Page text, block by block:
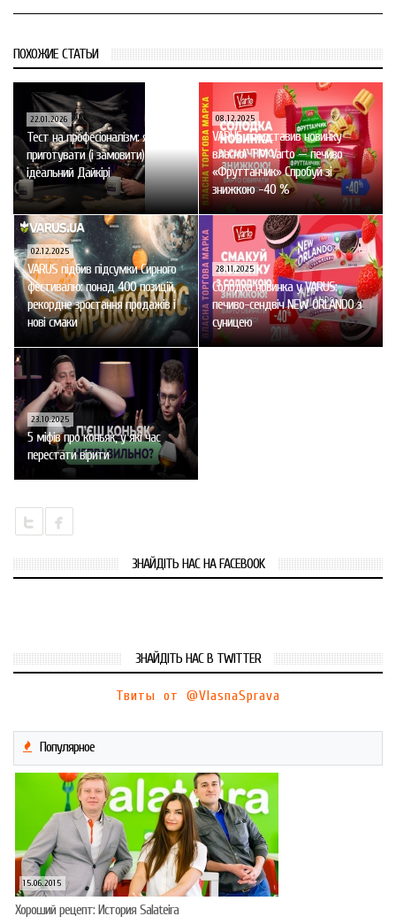
ПОХОЖИЕ СТАТЬИ
22.01.2026
Тест на професіоналізм: як
приготувати (і замовити)
ідеальний Дайкірі
08.12.2025
VARUS представив новинку
власної ТМ Varto — печиво
«Фруттанчик» Спробуй зі
знижкою -40 %
02.12.2025
VARUS підбив підсумки Сирного
фестивалю: понад 400 позицій,
рекордне зростання продажів і
нові смаки
28.11.2025
Солодка новинка у VARUS:
печиво-сендвіч NEW ORLANDO з
суницею
23.10.2025
5 міфів про коньяк, у які час
перестати вірити
ЗНАЙДІТЬ НАС НА FACEBOOK
ЗНАЙДІТЬ НАС В TWITTER
Твиты от @VlasnaSprava
Популярное
15.06.2015
Хороший рецепт: История Salateira